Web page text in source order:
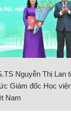
Nguyễn Thị Lan
Giám đốc Học
Nam